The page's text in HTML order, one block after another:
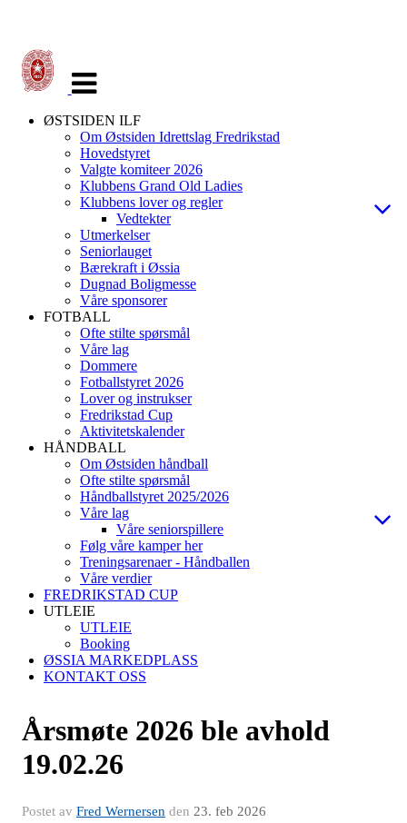
navigasjon
ØSTSIDEN ILF
Om Østsiden Idrettslag Fredrikstad
Hovedstyret
Valgte komiteer 2026
Klubbens Grand Old Ladies
Klubbens lover og regler
Vedtekter
Utmerkelser
Seniorlauget
Bærekraft i Øssia
Dugnad Boligmesse
Våre sponsorer
FOTBALL
Ofte stilte spørsmål
Våre lag
Dommere
Fotballstyret 2026
Lover og instrukser
Fredrikstad Cup
Aktivitetskalender
HÅNDBALL
Om Østsiden håndball
Ofte stilte spørsmål
Håndballstyret 2025/2026
Våre lag
Våre seniorspillere
Følg våre kamper her
Treningsarenaer - Håndballen
Våre verdier
FREDRIKSTAD CUP
UTLEIE
UTLEIE
Booking
ØSSIA MARKEDPLASS
KONTAKT OSS
Årsmøte 2026 ble avhold
19.02.26
Postet av Fred Wernersen den 23. feb 2026